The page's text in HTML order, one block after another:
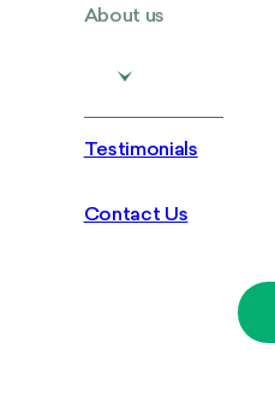
About us
Testimonials
Contact Us